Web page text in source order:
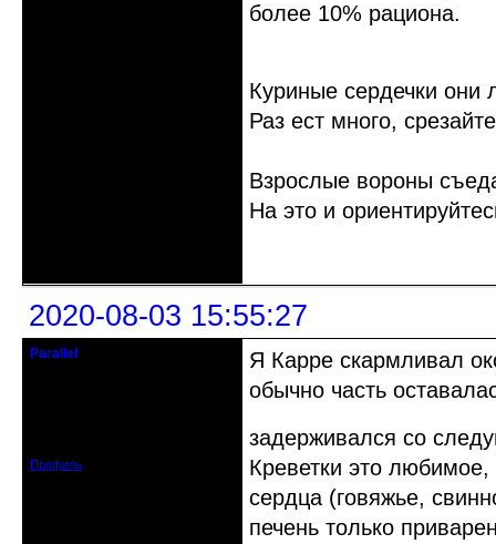
более 10% рациона.
Куриные сердечки они
Раз ест много,
Взрослые вороны
На это и
2020-08-03 15:55:27
Parallel
Профиль
Я Карре скармливал
обычно часть
задерживался со
Креветки это
сердца (говяжье,
печень только